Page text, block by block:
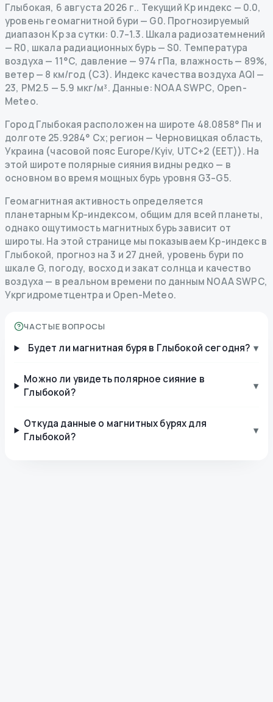
Глыбокая, 6 августа 2026 г.. Текущий Kp индекс — 0.0,
уровень геомагнитной бури — G0. Прогнозируемый
диапазон Kp за сутки: 0.7–1.3. Шкала радиозатемнений
— R0, шкала радиационных бурь— S0. Температура
воздуха — 11°C, давление — 974 гПа, влажность — 89%,
ветер — 8 км/год (СЗ). Индекс качества воздуха AQI —
23, PM2.5 — 5.9 мкг/м³. Данные: NOAA SWPC, Open-
Meteo.
Город Глыбокая расположен на широте 48.0858° Пн и
долготе 25.9284° Сх; регион — Черновицкая область,
Украина (часовой пояс Europe/Kyiv, UTC+2 (EET)). На
этой широте полярные сияния видны редко — в
основном во время мощных бурь уровня G3–G5.
Геомагнитная активность определяется
планетарным Kp-индексом, общим для всей планеты,
однако ощутимость магнитных бурь зависит от
широты. На этой странице мы показываем Kp-индекс в
Глыбокой, прогноз на 3 и 27 дней, уровень бури по
шкале G, погоду, восход и закат солнца и качество
воздуха — в реальном времени по данным NOAA SWPC,
Укргидрометцентра и Open-Meteo.
ЧАСТЫЕ ВОПРОСЫ
Будет ли магнитная буря в Глыбокой сегодня? ▾
Можно ли увидеть полярное сияние в
Глыбокой?
▾
Откуда данные о магнитных бурях для
Глыбокой?
▾